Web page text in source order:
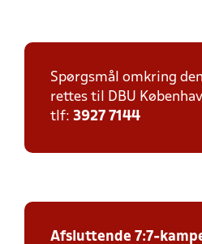
Spørgsmål omkring
rettes til DBU
tlf: 3927 7144
Afsluttende 7:7-